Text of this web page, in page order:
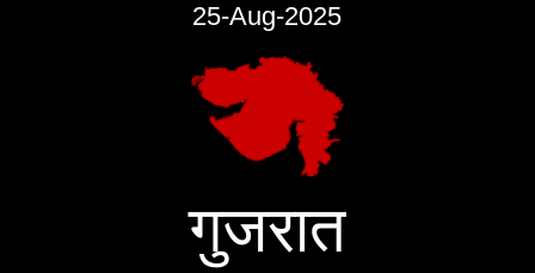
25-Aug-2025
गुजरात